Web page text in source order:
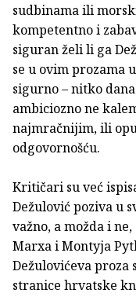
sudbinama ili
kompetentno i
siguran želi li ga
se u ovim prozama
sigurno – nitko
ambiciozno ne
najmračnijim, ili
odgovornošću.
Kritičari su već
Dežulović poziva u
važno, a možda i
Marxa i Montyja
Dežulovićeva proza
stranice hrvatske